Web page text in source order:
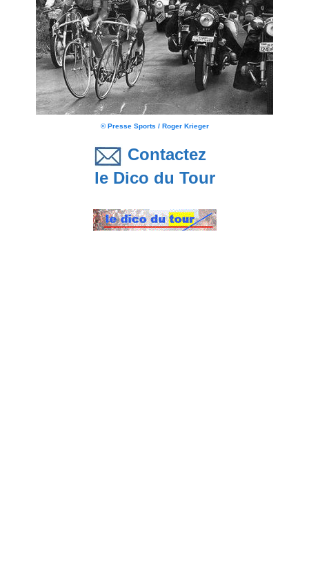
© Presse Sports / Roger Krieger
Contactez
le Dico du Tour